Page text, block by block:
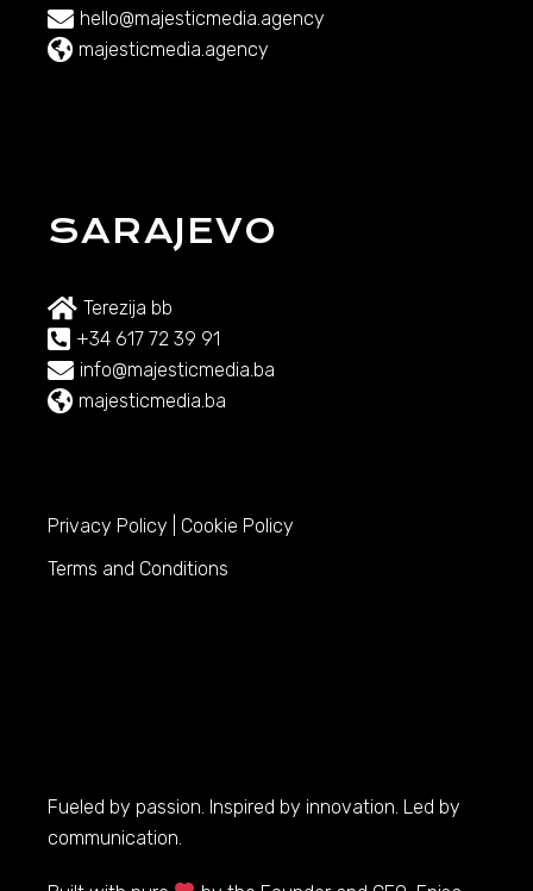
hello@majesticmedia.agency
majesticmedia.agency
SARAJEVO
Terezija bb
+34 617 72 39 91
info@majesticmedia.ba
majesticmedia.ba
Privacy Policy
Cookie Policy
Terms and Conditions
Fueled by passion. Inspired by innovation. Led by
communication.